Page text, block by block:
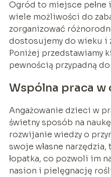
Ogród to miejsce
wiele możliwości do
zorganizować
dostosujemy do wieku i
Poniżej przedstawiamy
pewnością przypadną
Wspólna praca w
Angażowanie dzieci w
świetny sposób na
rozwijanie wiedzy o
swoje własne narzędzia,
łopatka, co pozwoli im
nasion i pielęgnację